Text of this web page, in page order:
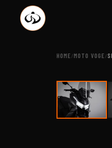
HOME /MOTO VOGE /